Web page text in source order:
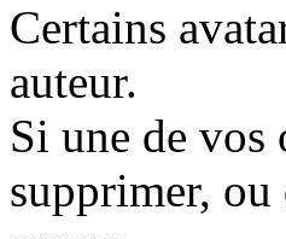
Certains
auteur.
Si une de vos
supprimer, ou